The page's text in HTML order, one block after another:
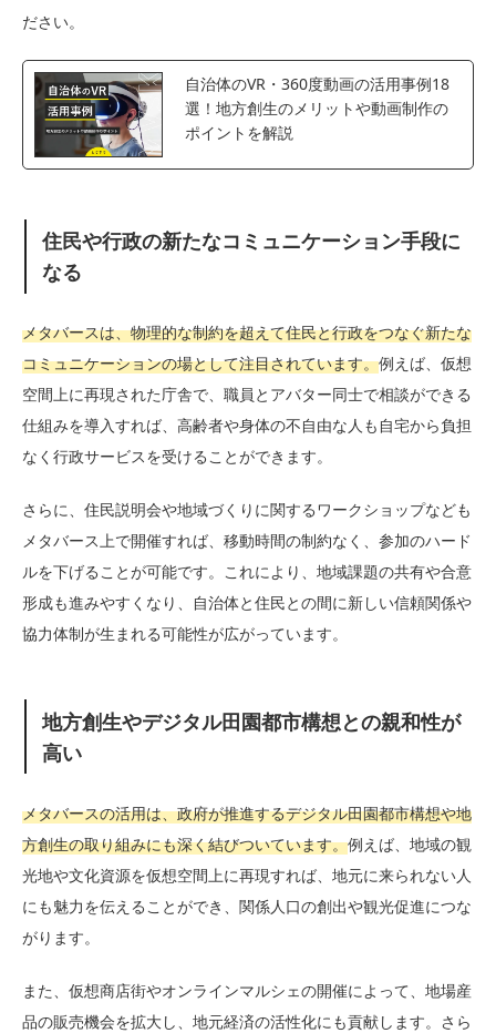
ださい。
自治体のVR・360度動画の活用事例18
選！地方創生のメリットや動画制作の
ポイントを解説
住民や行政の新たなコミュニケーション手段に
なる
メタバースは、物理的な制約を超えて住民と行政をつなぐ新たな
コミュニケーションの場として注目されています。例えば、仮想
空間上に再現された庁舎で、職員とアバター同士で相談ができる
仕組みを導入すれば、高齢者や身体の不自由な人も自宅から負担
なく行政サービスを受けることができます。
さらに、住民説明会や地域づくりに関するワークショップなども
メタバース上で開催すれば、移動時間の制約なく、参加のハード
ルを下げることが可能です。これにより、地域課題の共有や合意
形成も進みやすくなり、自治体と住民との間に新しい信頼関係や
協力体制が生まれる可能性が広がっています。
地方創生やデジタル田園都市構想との親和性が
高い
メタバースの活用は、政府が推進するデジタル田園都市構想や地
方創生の取り組みにも深く結びついています。例えば、地域の観
光地や文化資源を仮想空間上に再現すれば、地元に来られない人
にも魅力を伝えることができ、関係人口の創出や観光促進につな
がります。
また、仮想商店街やオンラインマルシェの開催によって、地場産
品の販売機会を拡大し、地元経済の活性化にも貢献します。さら